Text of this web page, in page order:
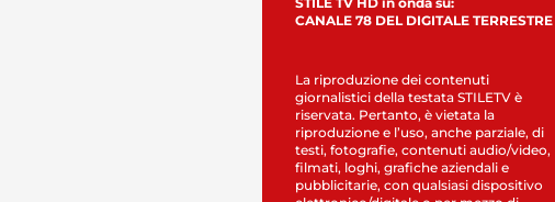
CANALE 78 DEL DIGITALE TERRESTRE
La riproduzione dei contenuti
giornalistici della testata STILETV è
riservata. Pertanto, è vietata la
riproduzione e l’uso, anche parziale, di
testi, fotografie, contenuti audio/video,
filmati, loghi, grafiche aziendali e
pubblicitarie, con qualsiasi dispositivo